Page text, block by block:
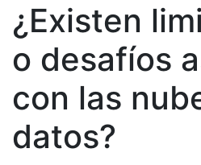
¿Existen
o desafíos
con las
datos?